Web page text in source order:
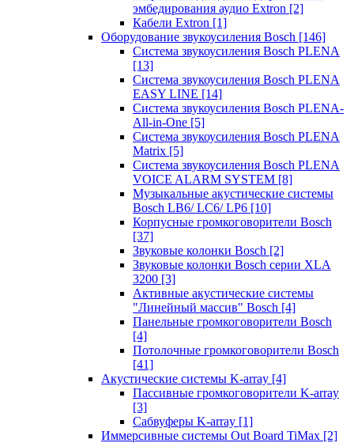
эмбедирования аудио Extron [2]
Кабели Extron [1]
Оборудование звукоусиления Bosch [146]
Система звукоусиления Bosch PLENA
[13]
Система звукоусиления Bosch PLENA
EASY LINE [14]
Система звукоусиления Bosch PLENA-
All-in-One [5]
Система звукоусиления Bosch PLENA
Matrix [5]
Система звукоусиления Bosch PLENA
VOICE ALARM SYSTEM [8]
Музыкальные акустические системы
Bosch LB6/ LC6/ LP6 [10]
Корпусные громкоговорители Bosch
[37]
Звуковые колонки Bosch [2]
Звуковые колонки Bosch серии XLA
3200 [3]
Активные акустические системы
"Линейный массив" Bosch [4]
Панельные громкоговорители Bosch
[4]
Потолочные громкоговорители Bosch
[41]
Акустические системы K-array [4]
Пассивные громкоговорители K-array
[3]
Сабвуферы K-array [1]
Иммерсивные системы Out Board TiMax [2]